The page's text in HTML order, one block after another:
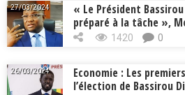
27/03/2024
« Le Président
préparé à la tâche »,
Cissé, Min. Intérieur
1420 0
26/03/2024
Economie : Les
l’élection de Bassirou